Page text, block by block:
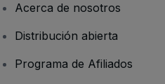
Acerca de nosotros
Distribución abierta
Programa de Afiliados